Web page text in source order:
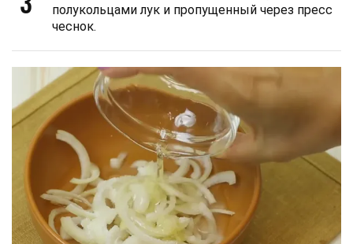
полукольцами лук и пропущенный через пресс
чеснок.